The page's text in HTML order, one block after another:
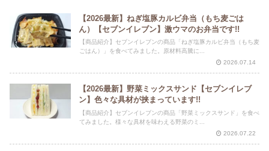
【2026最新】ねぎ塩豚カルビ弁当（もち麦ごは
ん）【セブンイレブン】激ウマのお弁当です!!
【商品紹介】セブンイレブンの商品「ねぎ塩豚カルビ弁当（もち麦
ごはん）」を食べてみました。原材料高騰に...
2026.07.14
【2026最新】野菜ミックスサンド【セブンイレブ
ン】色々な具材が挟まっています!!
【商品紹介】セブンイレブンの商品「野菜ミックスサンド」を食べ
てみました。様々な具材を味わえる野菜のミ...
2026.07.22